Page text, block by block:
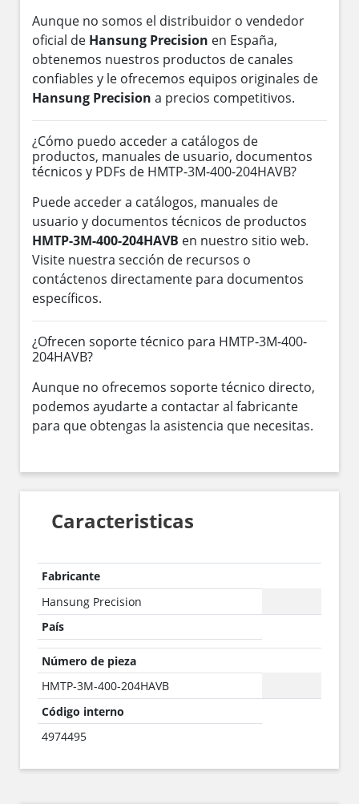
Aunque no somos el distribuidor o vendedor
oficial de Hansung Precision en España,
obtenemos nuestros productos de canales
confiables y le ofrecemos equipos originales de
Hansung Precision a precios competitivos.
¿Cómo puedo acceder a catálogos de
productos, manuales de usuario, documentos
técnicos y PDFs de HMTP-3M-400-204HAVB?
Puede acceder a catálogos, manuales de
usuario y documentos técnicos de productos
HMTP-3M-400-204HAVB en nuestro sitio web.
Visite nuestra sección de recursos o
contáctenos directamente para documentos
específicos.
¿Ofrecen soporte técnico para HMTP-3M-400-
204HAVB?
Aunque no ofrecemos soporte técnico directo,
podemos ayudarte a contactar al fabricante
para que obtengas la asistencia que necesitas.
Caracteristicas
Fabricante
Hansung Precision
País
Número de pieza
HMTP-3M-400-204HAVB
Código interno
4974495